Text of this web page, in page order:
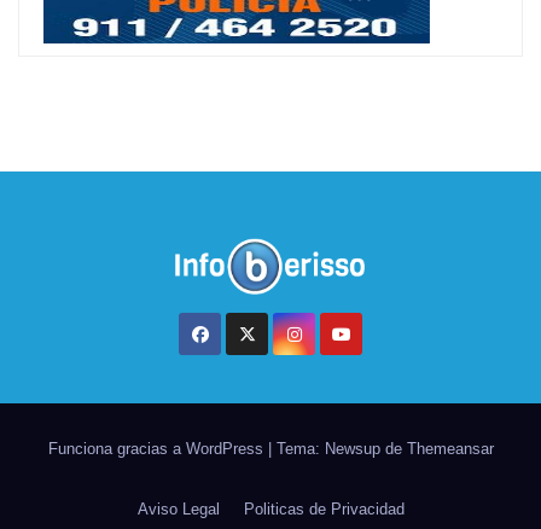
Funciona gracias a WordPress | Tema: Newsup de Themeansar
Aviso Legal Politicas de Privacidad